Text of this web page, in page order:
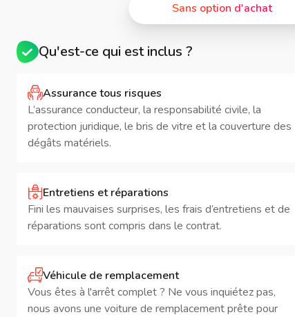
Sans option d'achat
Qu'est-ce qui est inclus ?
Assurance tous risques
L’assurance conducteur, la responsabilité civile, la
protection juridique, le bris de vitre et la couverture des
dégâts matériels.
Entretiens et réparations
Fini les mauvaises surprises, les frais d’entretiens et de
réparations sont compris dans le contrat.
Véhicule de remplacement
Vous êtes à l'arrêt complet ? Ne vous inquiétez pas,
nous avons une voiture de remplacement prête pour